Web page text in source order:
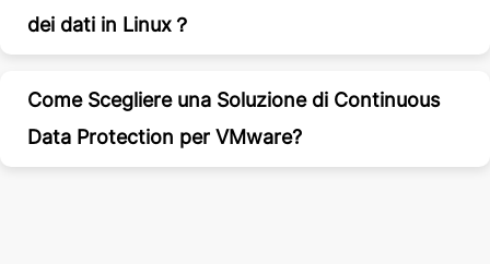
dei dati in Linux？
Come Scegliere una Soluzione di Continuous
Data Protection per VMware?